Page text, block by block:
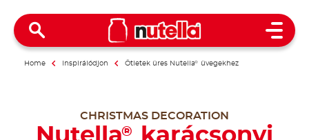
Open
Home Inspirálódjon Ötletek üres Nutella® üvegekhez
CHRISTMAS DECORATION
®